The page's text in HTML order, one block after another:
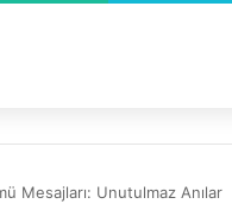
Mesajları: Unutulmaz Anılar